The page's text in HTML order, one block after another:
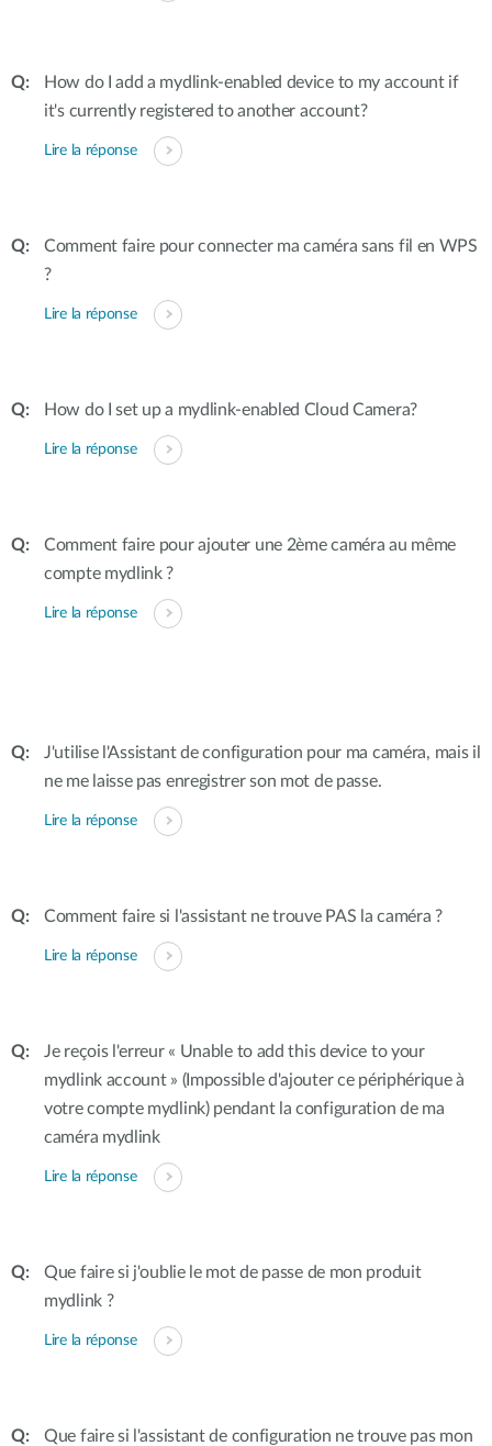
How do I add a mydlink-enabled device to my account if
it's currently registered to another account?
Lire la réponse
Comment faire pour connecter ma caméra sans fil en WPS
?
Lire la réponse
How do I set up a mydlink-enabled Cloud Camera?
Lire la réponse
Comment faire pour ajouter une 2ème caméra au même
compte mydlink ?
Lire la réponse
J'utilise l'Assistant de configuration pour ma caméra, mais il
ne me laisse pas enregistrer son mot de passe.
Lire la réponse
Comment faire si l'assistant ne trouve PAS la caméra ?
Lire la réponse
Je reçois l'erreur « Unable to add this device to your
mydlink account » (Impossible d'ajouter ce périphérique à
votre compte mydlink) pendant la configuration de ma
caméra mydlink
Lire la réponse
Que faire si j'oublie le mot de passe de mon produit
mydlink ?
Lire la réponse
Que faire si l'assistant de configuration ne trouve pas mon